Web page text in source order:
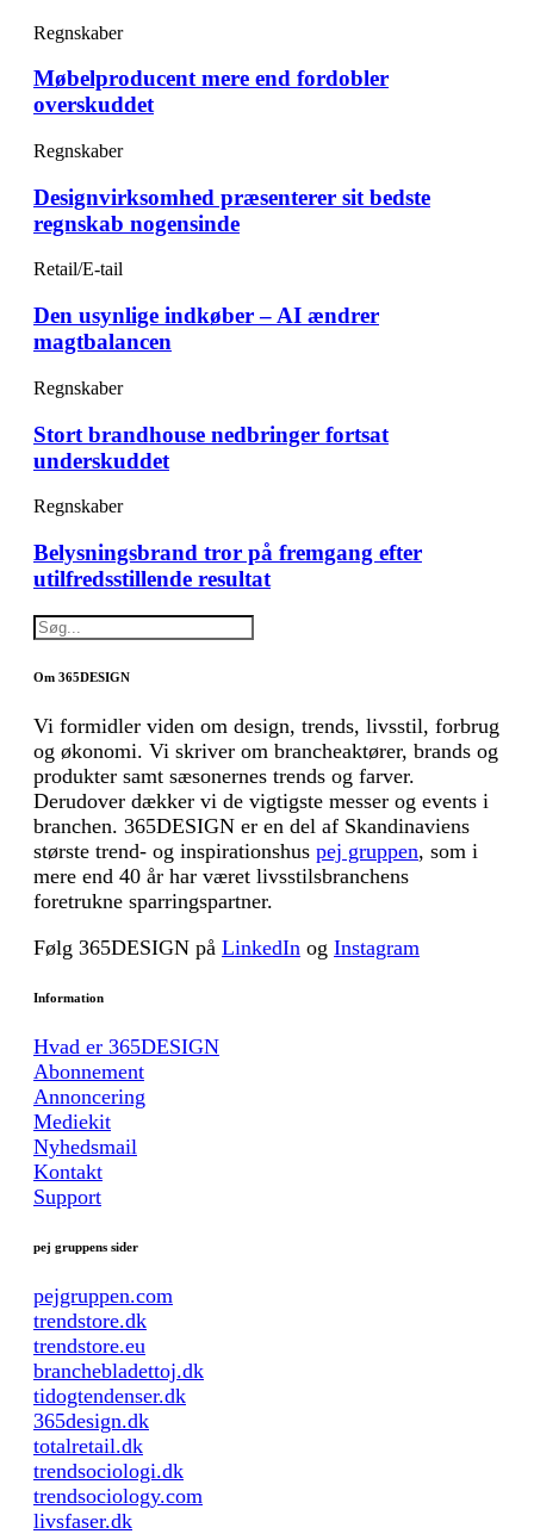
Regnskaber
Møbelproducent mere end fordobler
overskuddet
Regnskaber
Designvirksomhed præsenterer sit bedste
regnskab nogensinde
Retail/E-tail
Den usynlige indkøber – AI ændrer
magtbalancen
Regnskaber
Stort brandhouse nedbringer fortsat
underskuddet
Regnskaber
Belysningsbrand tror på fremgang efter
utilfredsstillende resultat
Om 365DESIGN
Vi formidler viden om design, trends, livsstil, forbrug
og økonomi. Vi skriver om brancheaktører, brands og
produkter samt sæsonernes trends og farver.
Derudover dækker vi de vigtigste messer og events i
branchen. 365DESIGN er en del af Skandinaviens
største trend- og inspirationshus pej gruppen, som i
mere end 40 år har været livsstilsbranchens
foretrukne sparringspartner.
Følg 365DESIGN på LinkedIn og Instagram
Information
Hvad er 365DESIGN
Abonnement
Annoncering
Mediekit
Nyhedsmail
Kontakt
Support
pej gruppens sider
pejgruppen.com
trendstore.dk
trendstore.eu
branchebladettoj.dk
tidogtendenser.dk
365design.dk
totalretail.dk
trendsociologi.dk
trendsociology.com
livsfaser.dk